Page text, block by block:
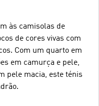
às camisolas de
de cores vivas com
Com um quarto em
em camurça e pele,
pele macia, este ténis